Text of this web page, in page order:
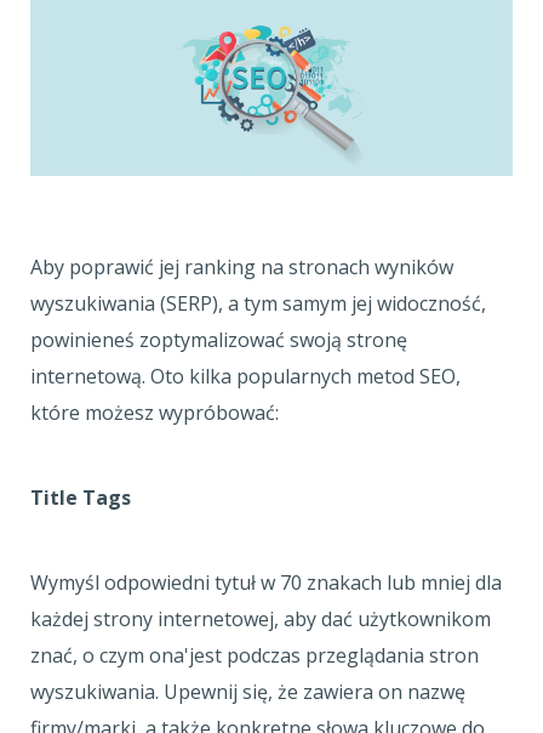
Aby poprawić jej ranking na stronach wyników
wyszukiwania (SERP), a tym samym jej widoczność,
powinieneś zoptymalizować swoją stronę
internetową. Oto kilka popularnych metod SEO,
które możesz wypróbować:
Title Tags
Wymyśl odpowiedni tytuł w 70 znakach lub mniej dla
każdej strony internetowej, aby dać użytkownikom
znać, o czym ona'jest podczas przeglądania stron
wyszukiwania. Upewnij się, że zawiera on nazwę